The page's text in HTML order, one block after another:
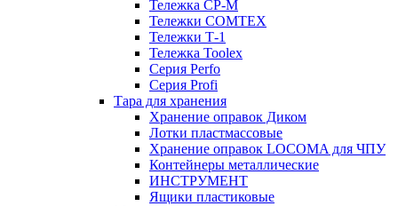
Тележка СР-М
Тележки COMTEX
Тележки Т-1
Тележка Toolex
Серия Perfo
Серия Profi
Тара для хранения
Хранение оправок Диком
Лотки пластмассовые
Хранение оправок LOCOMA для ЧПУ
Контейнеры металлические
ИНСТРУМЕНТ
Ящики пластиковые